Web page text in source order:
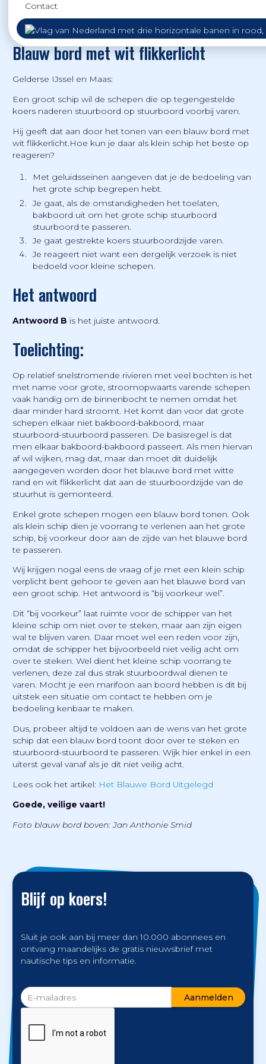
Contact
Hier de vraag van maart:
Blauw bord met wit flikkerlicht
Gelderse IJssel en Maas:
Een groot schip wil de schepen die op tegengestelde
koers naderen stuurboord op stuurboord voorbij varen.
Hij geeft dat aan door het tonen van een blauw bord met
wit flikkerlicht.Hoe kun je daar als klein schip het beste op
reageren?
Met geluidsseinen aangeven dat je de bedoeling van
het grote schip begrepen hebt.
Je gaat, als de omstandigheden het toelaten,
bakboord uit om het grote schip stuurboord
stuurboord te passeren.
Je gaat gestrekte koers stuurboordzijde varen.
Je reageert niet want een dergelijk verzoek is niet
bedoeld voor kleine schepen.
Het antwoord
Antwoord B is het juiste antwoord.
Toelichting:
Op relatief snelstromende rivieren met veel bochten is het
met name voor grote, stroomopwaarts varende schepen
vaak handig om de binnenbocht te nemen omdat het
daar minder hard stroomt. Het komt dan voor dat grote
schepen elkaar niet bakboord-bakboord, maar
stuurboord-stuurboord passeren. De basisregel is dat
men elkaar bakboord-bakboord passeert. Als men hiervan
af wil wijken, mag dat, maar dan moet dit duidelijk
aangegeven worden door het blauwe bord met witte
rand en wit flikkerlicht dat aan de stuurboordzijde van de
stuurhut is gemonteerd.
Enkel grote schepen mogen een blauw bord tonen. Ook
als klein schip dien je voorrang te verlenen aan het grote
schip, bij voorkeur door aan de zijde van het blauwe bord
te passeren.
Wij krijgen nogal eens de vraag of je met een klein schip
verplicht bent gehoor te geven aan het blauwe bord van
een groot schip. Het antwoord is “bij voorkeur wel”.
Dit “bij voorkeur” laat ruimte voor de schipper van het
kleine schip om niet over te steken, maar aan zijn eigen
wal te blijven varen. Daar moet wel een reden voor zijn,
omdat de schipper het bijvoorbeeld niet veilig acht om
over te steken. Wel dient het kleine schip voorrang te
verlenen, deze zal dus strak stuurboordwal dienen te
varen. Mocht je een marifoon aan boord hebben is dit bij
uitstek een situatie om contact te hebben om je
bedoeling kenbaar te maken.
Dus, probeer altijd te voldoen aan de wens van het grote
schip dat een blauw bord toont door over te steken en
stuurboord-stuurboord te passeren. Wijk hier enkel in een
uiterst geval vanaf als je dit niet veilig acht.
Lees ook het artikel: Het Blauwe Bord Uitgelegd
Goede, veilige vaart!
Foto blauw bord boven: Jan Anthonie Smid
Blijf op koers!
Sluit je ook aan bij meer dan 10.000 abonnees en
ontvang maandelijks de gratis nieuwsbrief met
nautische tips en informatie.